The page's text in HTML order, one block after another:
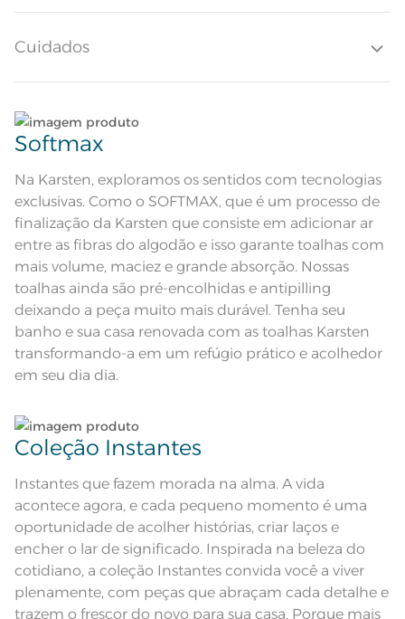
decorativa
Composição
Cor Selva/Verde
Itens Inclusos 1 Toalha de Rosto
Medida 48cm x 80cm
Acabamento
encolhido; Antipiling; Tecnologia
Softmax
Lavação a 60ºC; Proibido alvejar;
Observações
nas especificações técnicas do
Fios Fio Cardado
Cuidados
Lave tipos de tecidos distintos separadamente;
ciclo;
Lave as peças no ciclo leve, suave ou delicado de
sua lavadora;
Enxágue as peças com bastante água;
Utilize a quantidade mínima de amaciante e sabão;
Ao pendurar as toalhas, recomenda-se sacudi-las
bem;;
Leia atentamente as instruções na etiqueta.
Softmax
Na Karsten, exploramos os sentidos com tecnologias
exclusivas. Como o SOFTMAX, que é um processo de
finalização da Karsten que consiste em adicionar ar
entre as fibras do algodão e isso garante toalhas com
mais volume, maciez e grande absorção. Nossas
toalhas ainda são pré-encolhidas e antipilling
deixando a peça muito mais durável. Tenha seu
banho e sua casa renovada com as toalhas Karsten
transformando-a em um refúgio prático e acolhedor
em seu dia dia.
Coleção Instantes
Instantes que fazem morada na alma. A vida
acontece agora, e cada pequeno momento é uma
oportunidade de acolher histórias, criar laços e
encher o lar de significado. Inspirada na beleza do
cotidiano, a coleção Instantes convida você a viver
plenamente, com peças que abraçam cada detalhe e
trazem o frescor do novo para sua casa. Porque mais